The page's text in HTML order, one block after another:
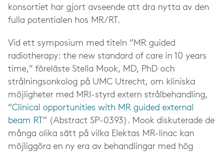
konsortiet har gjort avseende att dra nytta av den
fulla potentialen hos MR/RT.
Vid ett symposium med titeln ”MR guided
radiotherapy: the new standard of care in 10 years
time,” föreläste Stella Mook, MD, PhD och
strålningsonkolog på UMC Utrecht, om kliniska
möjligheter med MRI-styrd extern strålbehandling,
”Clinical opportunities with MR guided external
beam RT ” (Abstract SP-0393). Mook diskuterade de
många olika sätt på vilka Elektas MR-linac kan
möjliggöra en ny era av behandlingar med hög